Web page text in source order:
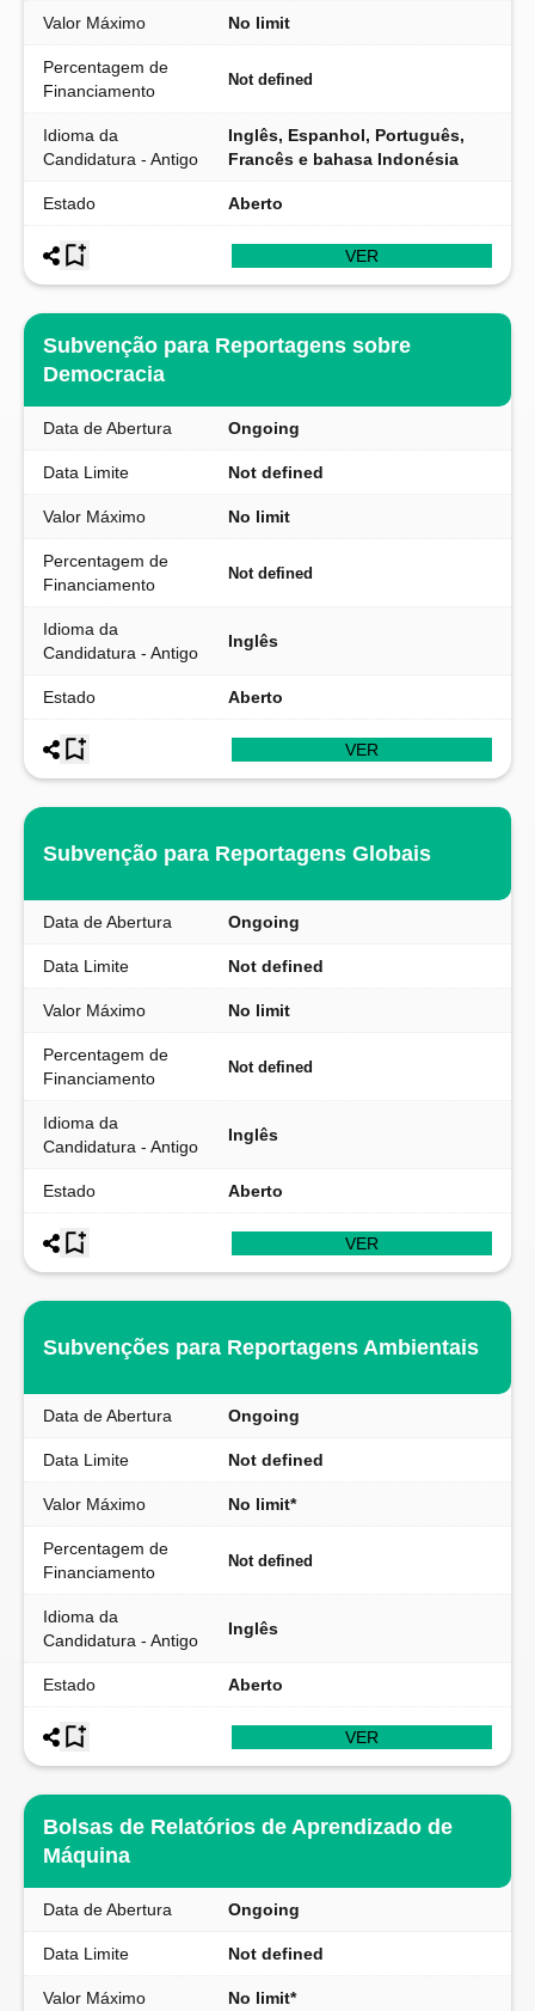
Valor Máximo No limit
Percentagem de
Financiamento
Not defined
Idioma da
Candidatura - Antigo
Inglês, Espanhol, Português,
Francês e bahasa Indonésia
Estado Aberto
VER
Subvenção para Reportagens sobre
Democracia
Data de Abertura Ongoing
Data Limite Not defined
Valor Máximo No limit
Percentagem de
Financiamento
Not defined
Idioma da
Candidatura - Antigo
Inglês
Estado Aberto
VER
Subvenção para Reportagens Globais
Data de Abertura Ongoing
Data Limite Not defined
Valor Máximo No limit
Percentagem de
Financiamento
Not defined
Idioma da
Candidatura - Antigo
Inglês
Estado Aberto
VER
Subvenções para Reportagens Ambientais
Data de Abertura Ongoing
Data Limite Not defined
Valor Máximo No limit*
Percentagem de
Financiamento
Not defined
Idioma da
Candidatura - Antigo
Inglês
Estado Aberto
VER
Bolsas de Relatórios de Aprendizado de
Máquina
Data de Abertura Ongoing
Data Limite Not defined
Valor Máximo No limit*